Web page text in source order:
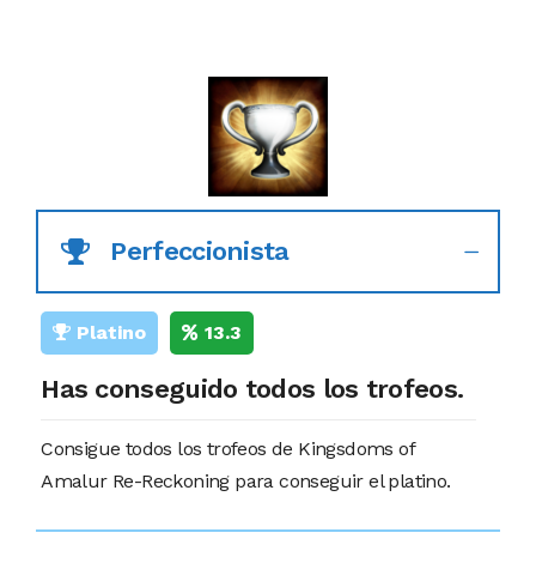
Perfeccionista
Platino 13.3
Has conseguido todos los trofeos.
Consigue todos los trofeos de Kingsdoms of
Amalur Re-Reckoning para conseguir el platino.